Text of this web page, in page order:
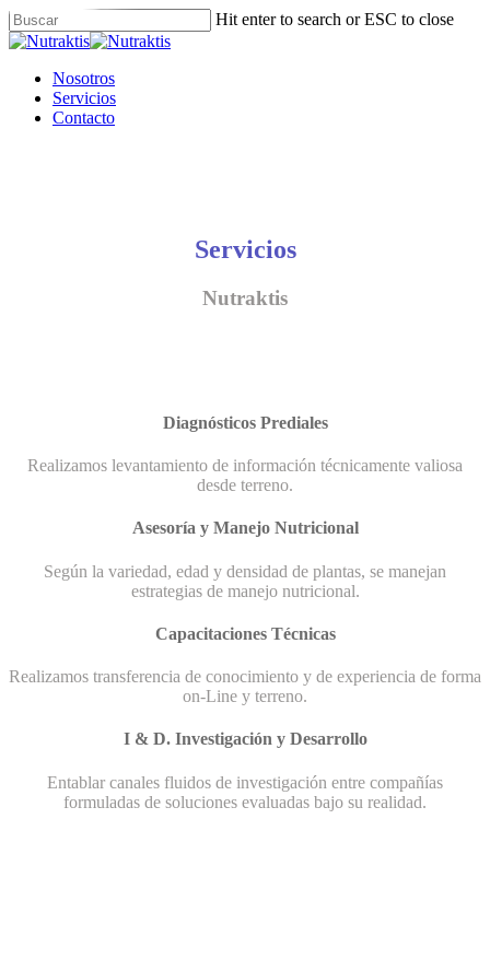
Skip
to
content
Hit enter to search or ESC to close
Close
Menu
Nosotros
Servicios
Contacto
Servicios
Nutraktis
Diagnósticos Prediales
Realizamos levantamiento de información técnicamente valiosa
desde terreno.
Asesoría y Manejo Nutricional
Según la variedad, edad y densidad de plantas, se manejan
estrategias de manejo nutricional.
Capacitaciones Técnicas
Realizamos transferencia de conocimiento y de experiencia de forma
on-Line y terreno.
I & D. Investigación y Desarrollo
Entablar canales fluidos de investigación entre compañías
formuladas de soluciones evaluadas bajo su realidad.